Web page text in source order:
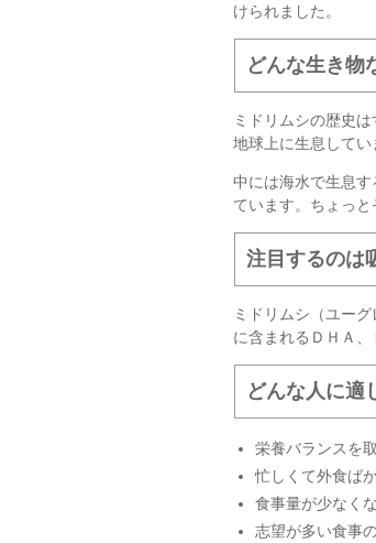
けられました。
どんな生き物
ミドリムシの歴史
地球上に生息して
中には海水で生息
ています。ちょっと
注目するのは
ミドリムシ（ユー
に含まれるＤＨＡ、
どんな人に適
栄養バランスを
忙しくて外食ば
食事量が少なく
志望が多い食事